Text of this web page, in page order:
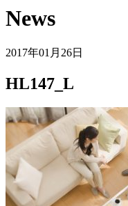
News
2017年01月26日
HL147_L